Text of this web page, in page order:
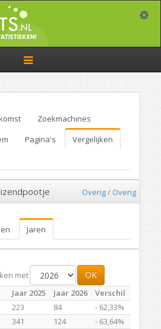
Toggle
navigation
Zoekmachines
Pagina's
Vergelijken
Overig/Overig
Jaren
met OK
Jaar 2025 Jaar 2026
Verschil
223 84
- 62,33%
341 124
- 63,64%